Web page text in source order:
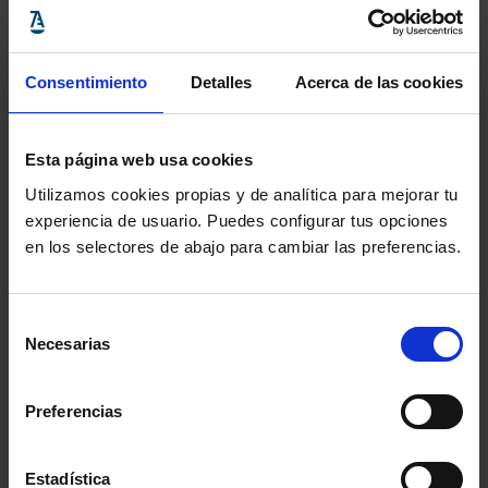
Consentimiento Detalles Acerca de las cookies
Esta página web usa cookies
Utilizamos cookies propias y de analítica para mejorar tu
experiencia de usuario. Puedes configurar tus opciones
en los selectores de abajo para cambiar las preferencias.
Necesarias
Preferencias
Estadística
Samuel Parra
parte, el
abogado
Samuel
realizado una presentación eminentemente práctica.
Partiendo de la base de que “no existe la seguridad
recibamos algún ciberataque, lo importante es “estar
lo mejor preparados para afrontar los efectos del
ataque”. Tras explicar cómo funciona un ataque